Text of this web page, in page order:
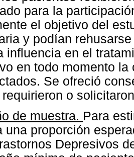
para la
el objetivo del
y podían
influencia en el
en todo momento
Se ofreció
o
de muestra. Para
una proporción
Depresivos